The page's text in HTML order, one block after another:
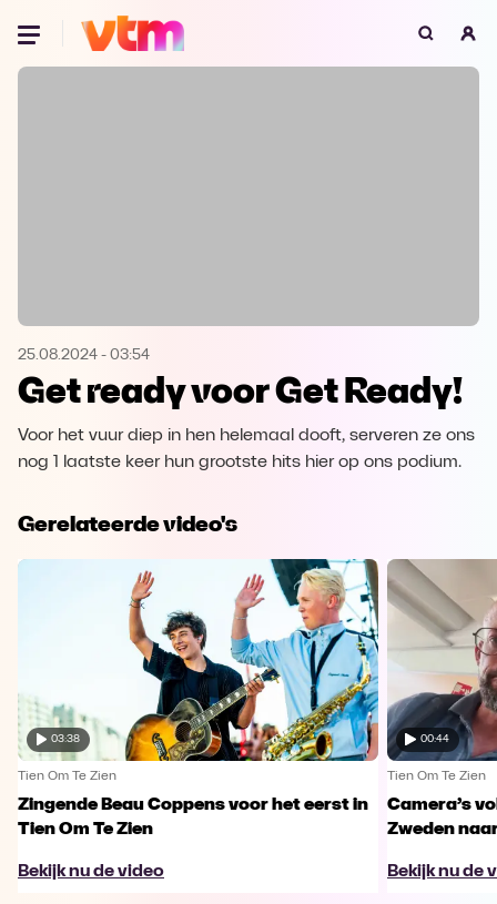
Oeps, browser niet ondersteund
Microsoft Edge Download
Opera Download
25.08.2024 - 03:54
Get ready voor Get Ready!
Voor het vuur diep in hen helemaal dooft, serveren ze ons
nog 1 laatste keer hun grootste hits hier op ons podium.
Gerelateerde video's
03:38
Tien Om Te Zien
Zingende Beau Coppens voor het eerst in
Tien Om Te Zien
Bekijk nu de video
00:44
Tien Om Te Zien
Camera’s
Zweden
Bekijk nu de